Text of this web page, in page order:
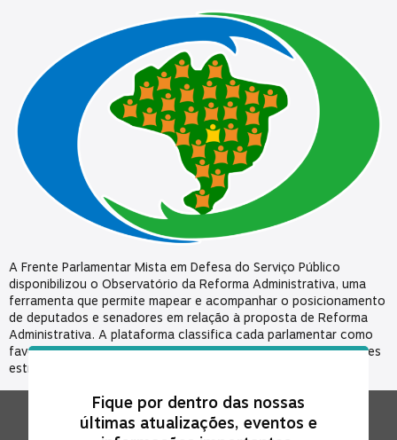
A Frente Parlamentar Mista em Defesa do Serviço Público
disponibilizou o Observatório da Reforma Administrativa, uma
ferramenta que permite mapear e acompanhar o posicionamento
de deputados e senadores em relação à proposta de Reforma
Administrativa. A plataforma classifica cada parlamentar como
favorável, indeciso ou contrário à PEC, oferecendo informações
estratégicas para a mobilização e pressão […]
Fique por dentro das nossas
últimas atualizações, eventos e